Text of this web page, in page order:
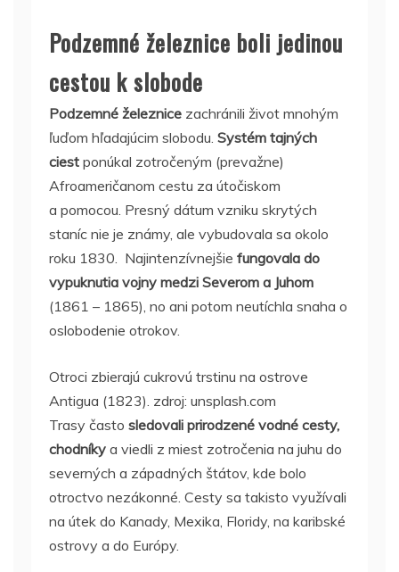
Podzemné železnice boli jedinou
cestou k slobode
Podzemné železnice zachránili život mnohým
ľuďom hľadajúcim slobodu. Systém tajných
ciest ponúkal zotročeným (prevažne)
Afroameričanom cestu za útočiskom
a pomocou. Presný dátum vzniku skrytých
staníc nie je známy, ale vybudovala sa okolo
roku 1830. Najintenzívnejšie fungovala do
vypuknutia vojny medzi Severom a Juhom
(1861 – 1865), no ani potom neutíchla snaha o
oslobodenie otrokov.
Otroci zbierajú cukrovú trstinu na ostrove
Antigua (1823). zdroj: unsplash.com
Trasy často sledovali prirodzené vodné cesty,
chodníky a viedli z miest zotročenia na juhu do
severných a západných štátov, kde bolo
otroctvo nezákonné. Cesty sa takisto využívali
na útek do Kanady, Mexika, Floridy, na karibské
ostrovy a do Európy.